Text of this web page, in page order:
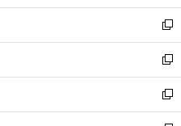
ン
ド
ウ
で
開
く
ウ
ィ
ン
ド
ウ
で
開
し
い
ウ
ィ
ン
ド
ウ
新
し
い
ウ
ィ
ン
新
し
い
ウ
新
し